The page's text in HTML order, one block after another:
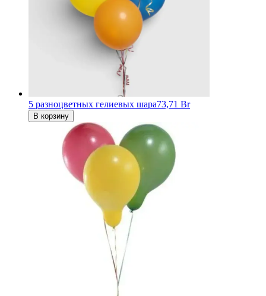
5 разноцветных гелиевых шара73,71 Br
В корзину